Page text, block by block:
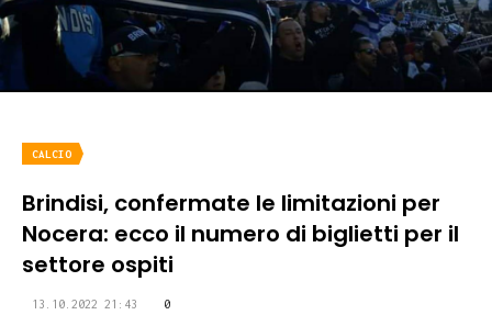
CALCIO
Brindisi, confermate le limitazioni per
Nocera: ecco il numero di biglietti per il
settore ospiti
13.10.2022 21:43 0